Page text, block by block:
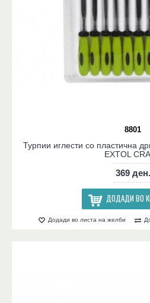
8801
Турпии иглести со пластична
EXTOL
369 ден.
ДОДАДИ ВО
Додади во листа на желби